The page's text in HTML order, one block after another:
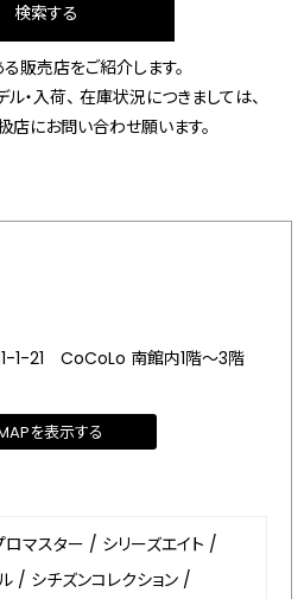
検索する
販売店をご紹介します。
・入荷、 在庫状況につきましては、
店にお問い合わせ願います。
1-21 CoCoLo 南館内1階～3階
を表示する
ロマスター / シリーズエイト /
/ シチズンコレクション /